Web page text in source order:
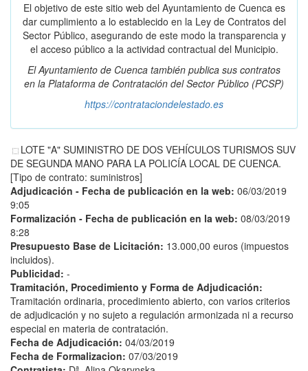
El objetivo de este sitio web del Ayuntamiento de Cuenca es
dar cumplimiento a lo establecido en la Ley de Contratos del
Sector Público, asegurando de este modo la transparencia y
el acceso público a la actividad contractual del Municipio.
El Ayuntamiento de Cuenca también publica sus contratos
en la Plataforma de Contratación del Sector Público (PCSP)
https://contrataciondelestado.es
LOTE "A" SUMINISTRO DE DOS VEHÍCULOS TURISMOS SUV
DE SEGUNDA MANO PARA LA POLICÍA LOCAL DE CUENCA.
[Tipo de contrato: suministros]
Adjudicación - Fecha de publicación en la web: 06/03/2019
9:05
Formalización - Fecha de publicación en la web: 08/03/2019
8:28
Presupuesto Base de Licitación: 13.000,00 euros (impuestos
incluidos).
Publicidad: -
Tramitación, Procedimiento y Forma de Adjudicación:
Tramitación ordinaria, procedimiento abierto, con varios criterios
de adjudicación y no sujeto a regulación armonizada ni a recurso
especial en materia de contratación.
Fecha de Adjudicación: 04/03/2019
Fecha de Formalizacion: 07/03/2019